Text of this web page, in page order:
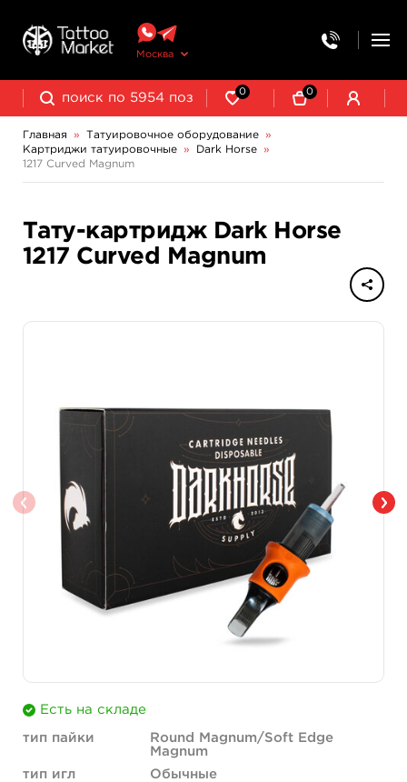
Москва
0 0
Главная » Татуировочное оборудование
»
Картриджи татуировочные
» Dark Horse
»
1217 Curved Magnum
Тату-картридж Dark Horse
1217 Curved Magnum
Есть на складе
тип пайки
Round Magnum/Soft Edge
Magnum
тип игл
Обычные